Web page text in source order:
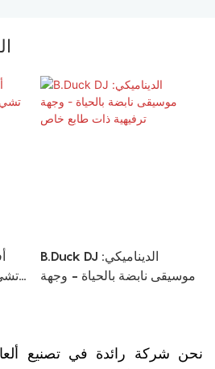
B.Duck DJ الديناميكي:
موسيقى نابضة بالحياة - وجهة
نحن شركة رائدة في تصنيع